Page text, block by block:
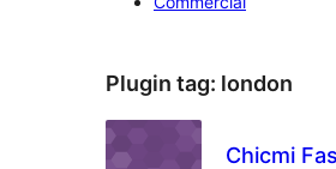
Plugin tag: london
Chicmi